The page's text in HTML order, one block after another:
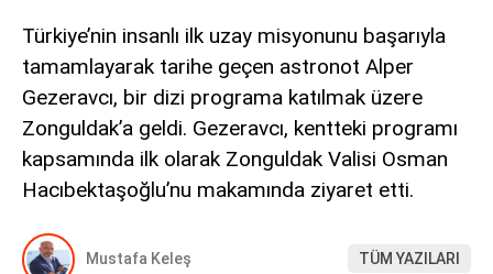
KÜLÜR – SANAT
MAGAZIN
SAĞLIK
POLITIKA
ASAYIŞ
Türkiye’nin insanlı ilk uzay misyonunu başarıyla
tamamlayarak tarihe geçen astronot Alper
Gezeravcı, bir dizi programa katılmak üzere
Zonguldak’a geldi. Gezeravcı, kentteki programı
kapsamında ilk olarak Zonguldak Valisi Osman
Hacıbektaşoğlu’nu makamında ziyaret etti.
Mustafa Keleş TÜM YAZILARI